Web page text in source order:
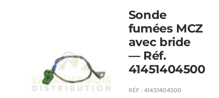
Conduit de fumées
Sonde
fumées MCZ
avec bride
— Réf.
41451404500
RÉF :41451404500